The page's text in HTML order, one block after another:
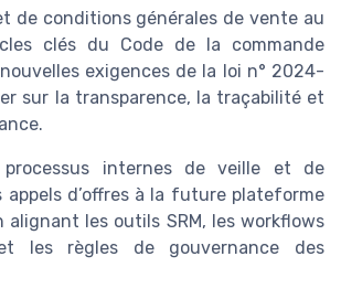
de conditions générales de vente au
clés du Code de la commande
exigences de la loi n° 2024-
sur la transparence, la traçabilité et
internes de veille et de
appels d’offres à la future plateforme
alignant les outils SRM, les workflows
les règles de gouvernance des